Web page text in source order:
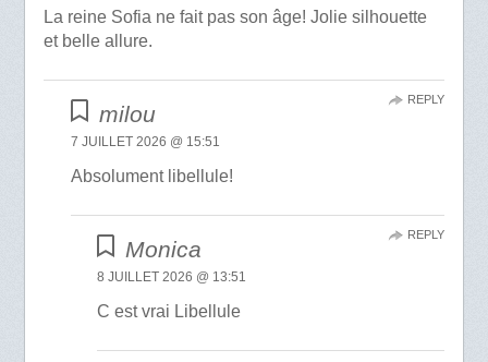
La reine Sofia ne fait pas son âge! Jolie silhouette
et belle allure.
milou
7 JUILLET 2026 @ 15:51
Absolument libellule!
REPLY
Monica
8 JUILLET 2026 @ 13:51
C est vrai Libellule
REPLY